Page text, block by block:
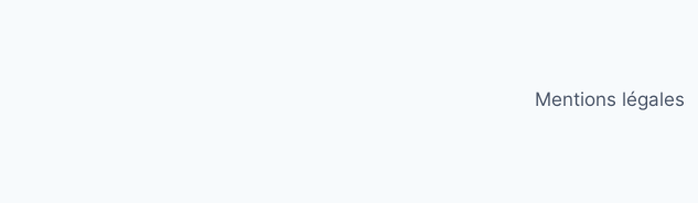
Mentions légales